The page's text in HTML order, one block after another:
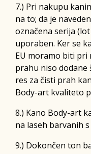
7.) Pri nakupu
na to; da je
označena serija
uporaben. Ker se
EU moramo biti pri
prahu niso dodane
res za čisti prah
Body-art kvaliteto
8.) Kano Body-art
na laseh barvanih
9.) Dokončen ton